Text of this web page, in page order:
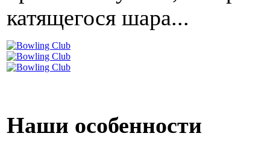
катящегося шара...
Наши особенности